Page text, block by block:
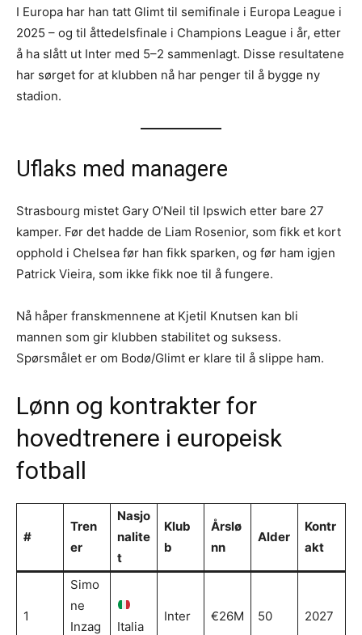
I Europa har han tatt Glimt til semifinale i Europa League i
2025 – og til åttedelsfinale i Champions League i år, etter
å ha slått ut Inter med 5–2 sammenlagt. Disse resultatene
har sørget for at klubben nå har penger til å bygge ny
stadion.
Uflaks med managere
Strasbourg mistet Gary O’Neil til Ipswich etter bare 27
kamper. Før det hadde de Liam Rosenior, som fikk et kort
opphold i Chelsea før han fikk sparken, og før ham igjen
Patrick Vieira, som ikke fikk noe til å fungere.
Nå håper franskmennene at Kjetil Knutsen kan bli
mannen som gir klubben stabilitet og suksess.
Spørsmålet er om Bodø/Glimt er klare til å slippe ham.
Lønn og kontrakter for
hovedtrenere i europeisk
fotball
#
Tren
er
Nasjo
nalite
t
Klub
b
Årslø
nn
Alder
Kontr
akt
1
Simo
ne
Inzag
Italia
Inter €26M 50 2027